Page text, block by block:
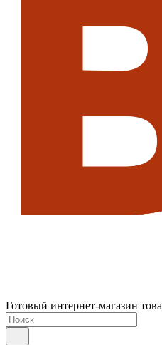
Готовый интернет-магазин